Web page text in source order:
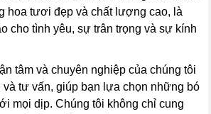
hoa tươi đẹp và chất lượng cao, là
cho tình yêu, sự trân trọng và sự kính
tâm và chuyên nghiệp của chúng tôi
và tư vấn, giúp bạn lựa chọn những bó
mọi dịp. Chúng tôi không chỉ cung